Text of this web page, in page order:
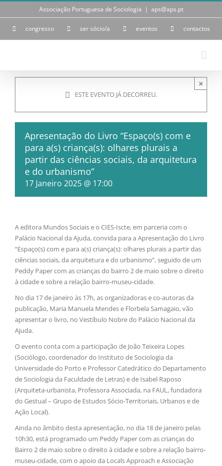
Skip
Associação Portuguesa de Sociologia | aps@aps.pt
congresso ser sócio/a eventos contactos
ESTE EVENTO JÁ DECORREU.
×
Apresentação do Livro “Espaço(s) com e
para a(s) criança(s): olhares plurais a
partir das ciências sociais, da arquitetura
e do urbanismo”
17 Janeiro 2025 @ 17:00
A editora Mundos Sociais e o CIES-Iscte, em parceria com o
Palácio Nacional da Ajuda, convida para a Apresentação do Livro
“Espaço(s) com e para a(s) criança(s): olhares plurais a partir das
ciências sociais, da arquitetura e do urbanismo”, seguido de um
Peddy Paper com as crianças do bairro 2 de maio sobre o direito
à cidade e sobre a relação bairro-museu-cidade.
No dia 17 de janeiro às 17h, as organizadoras e co-autoras da
publicação, Maria Manuela Mendes e Florbela Samagaio, vão
apresentar o livro, no Vestíbulo Nobre do Palácio Nacional da
Ajuda.
O evento conta com a participação de João Teixeira Lopes
(Sociólogo, coordenador do Instituto de Sociologia da
Universidade do Porto e Professor Catedrático do Departamento
de Sociologia da Faculdade de Letras) e de Isabel Raposo
(Arquiteta-urbanista, Professora Associada, na FAUL, fundadora
do Gestual – Grupo de Estudos Sócio-Territoriais, Urbanos e de
Ação Local).
Ainda no âmbito desta apresentação, no dia 18 de janeiro pelas
10h30, está programado um Peddy Paper com as crianças do
Bairro 2 de maio sobre o direito à cidade e sobre a relação bairro-
museu-cidade, com o apoio da Locals Approach e Associação